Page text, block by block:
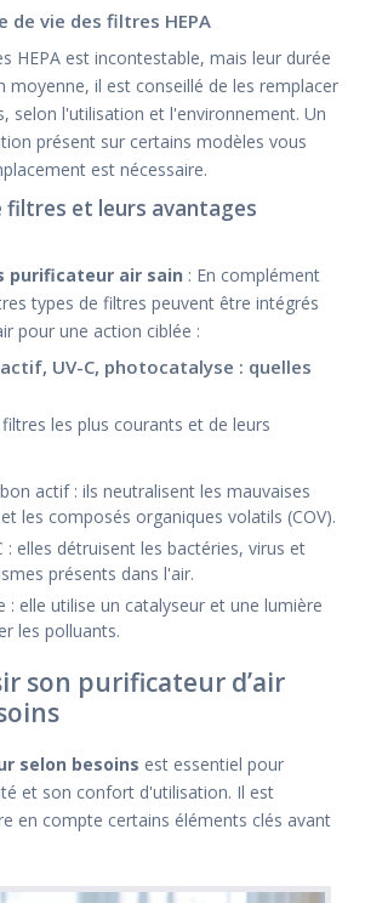
de vie des filtres HEPA
HEPA est incontestable, mais leur durée
moyenne, il est conseillé de les remplacer
selon l'utilisation et l'environnement. Un
présent sur certains modèles vous
est nécessaire.
filtres et leurs avantages
purificateur air sain : En complément
types de filtres peuvent être intégrés
pour une action ciblée :
UV-C, photocatalyse : quelles
les plus courants et de leurs
actif : ils neutralisent les mauvaises
les composés organiques volatils (COV).
: elles détruisent les bactéries, virus et
présents dans l'air.
: elle utilise un catalyseur et une lumière
les polluants.
son purificateur d’air
selon besoins est essentiel pour
et son confort d'utilisation. Il est
en compte certains éléments clés avant